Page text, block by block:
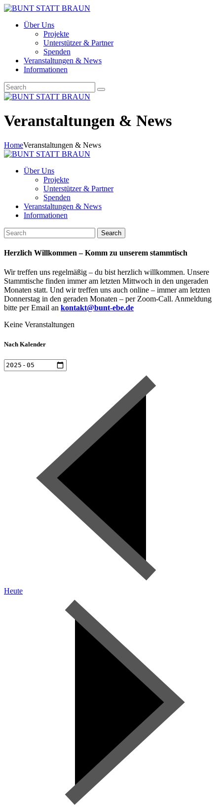
Über Uns
Projekte
Unterstützer & Partner
Spenden
Veranstaltungen & News
Informationen
Veranstaltungen & News
HomeVeranstaltungen & News
Über Uns
Projekte
Unterstützer & Partner
Spenden
Veranstaltungen & News
Informationen
Search
Herzlich Willkommen – Komm zu unserem stammtisch
Wir treffen uns regelmäßig – du bist herzlich willkommen. Unsere
Stammtische finden immer am letzten Mittwoch in den ungeraden
Monaten statt. Und wir treffen uns auch online – immer am letzten
Donnerstag in den geraden Monaten – per Zoom-Call. Anmeldung
bitte per Email an kontakt@bunt-ebe.de
Keine Veranstaltungen
Nach Kalender
Heute